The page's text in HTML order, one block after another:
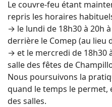
Le couvre-feu étant
repris les horaires
→ le lundi de 18h30 à 20h
derrière le Comep (au lieu
→ et le mercredi de 18h30
salle des fêtes de
Nous poursuivons la
quand le temps le
des salles.